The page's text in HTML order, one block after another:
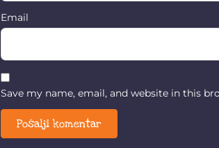
Email
Save my name, email, and website in this